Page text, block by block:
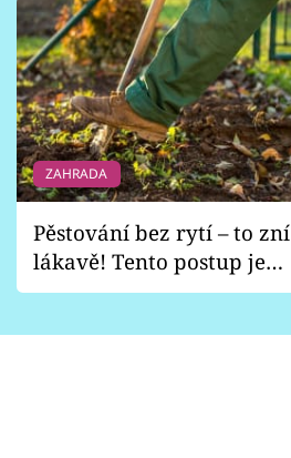
ZAHRADA
Pěstování bez rytí – to zní
lákavě! Tento postup je
vhodný jen pro některé